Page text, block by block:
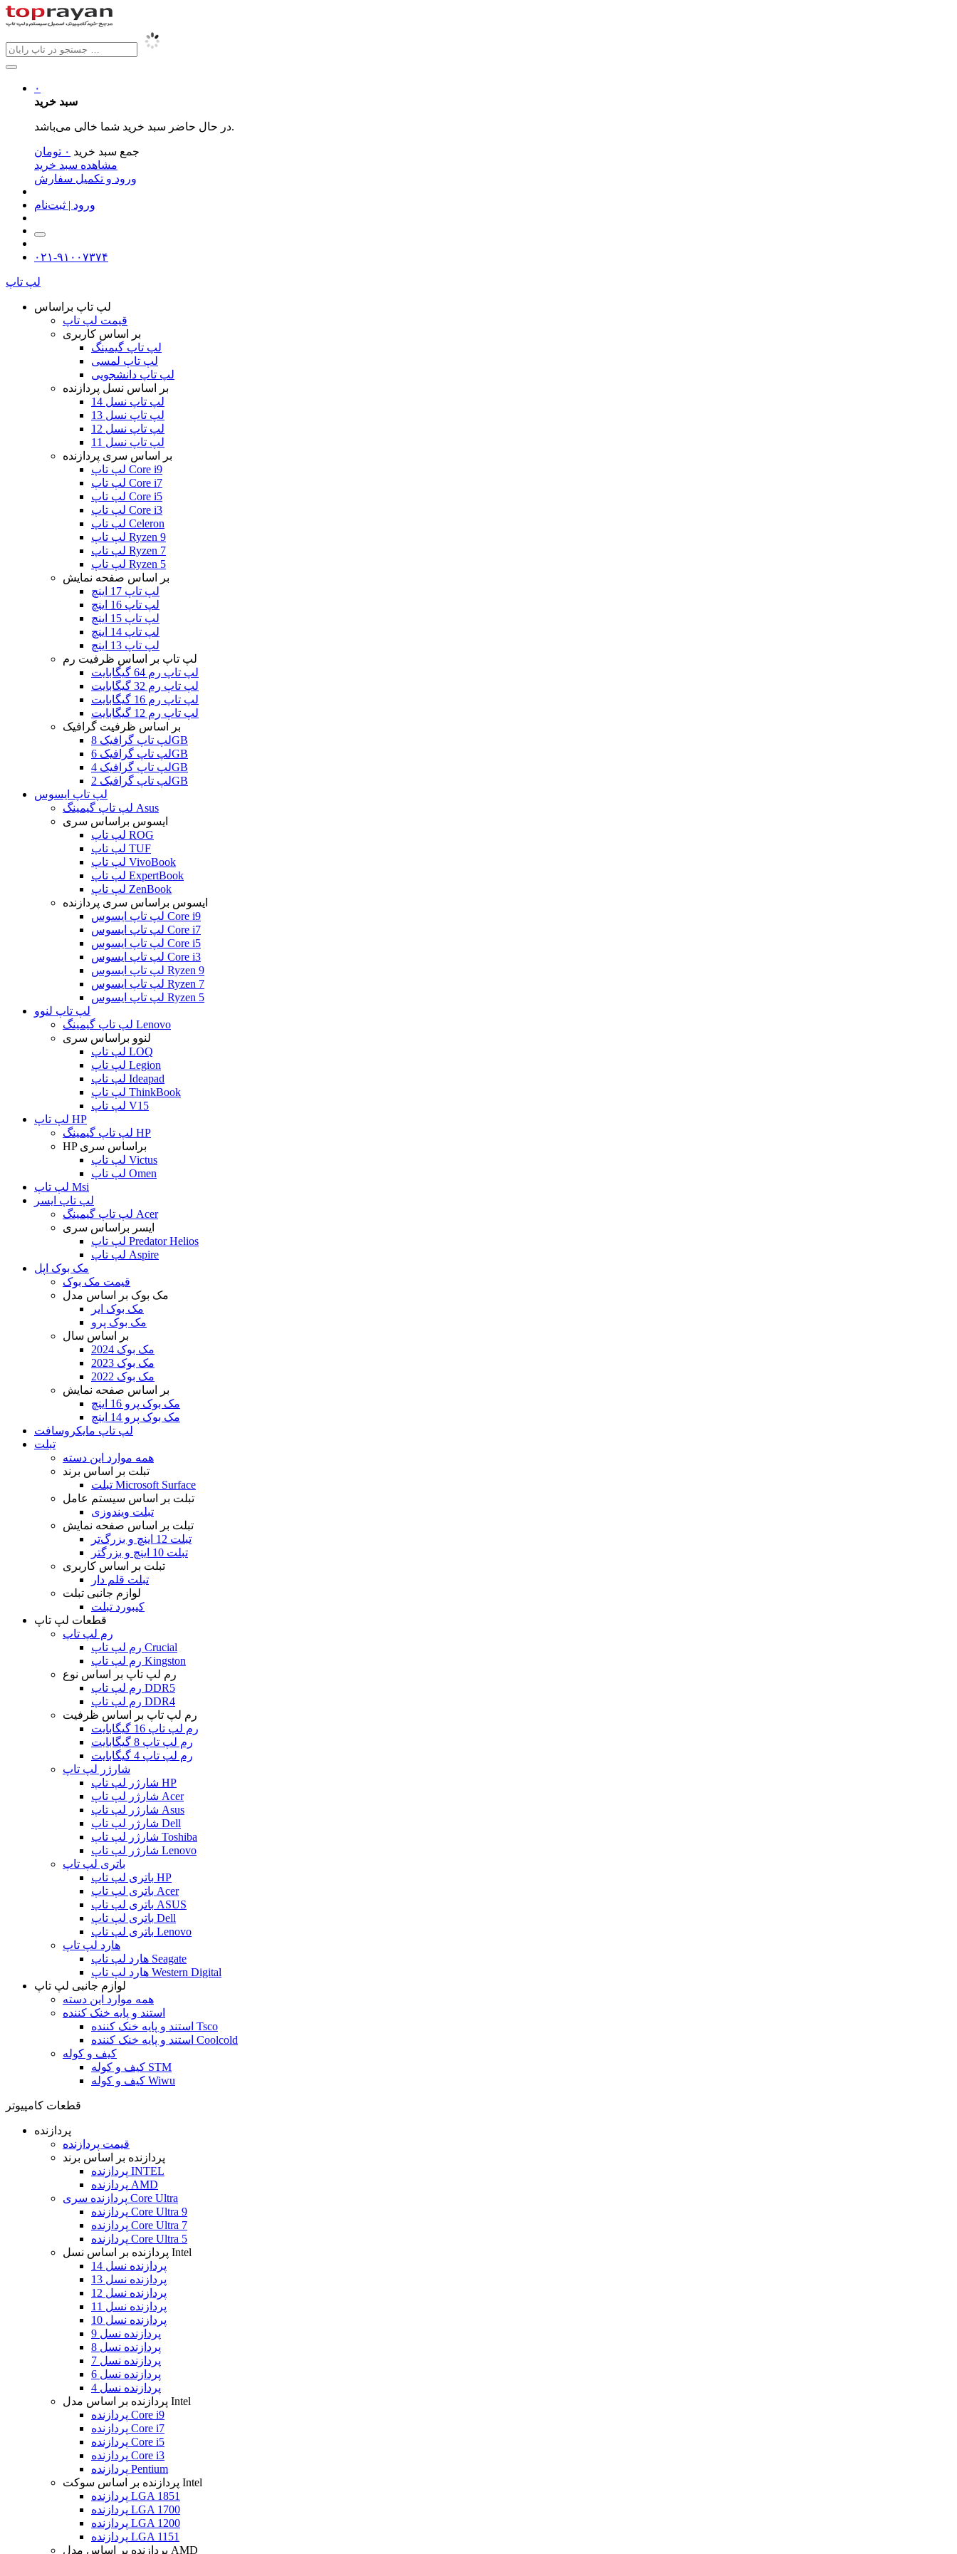
۰
سبد خرید
در حال حاضر سبد خرید شما خالی می‌باشد.
جمع سبد خرید ۰ تومان
مشاهده سبد خرید
ورود و تکمیل سفارش
ورود | ثبت‌نام
۰۲۱-۹۱۰۰۷۳۷۴
لپ تاپ
لپ تاپ براساس
قیمت لپ تاپ
بر اساس کاربری
لپ تاپ گیمینگ
لپ تاپ لمسی
لپ تاپ دانشجویی
بر اساس نسل پردازنده
لپ تاپ نسل 14
لپ تاپ نسل 13
لپ تاپ نسل 12
لپ تاپ نسل 11
بر اساس سری پردازنده
لپ تاپ Core i9
لپ تاپ Core i7
لپ تاپ Core i5
لپ تاپ Core i3
لپ تاپ Celeron
لپ تاپ Ryzen 9
لپ تاپ Ryzen 7
لپ تاپ Ryzen 5
بر اساس صفحه نمایش
لپ تاپ 17 اینچ
لپ تاپ 16 اینچ
لپ تاپ 15 اینچ
لپ تاپ 14 اینچ
لپ تاپ 13 اینچ
لپ تاپ بر اساس ظرفیت رم
لپ تاپ رم 64 گیگابایت
لپ تاپ رم 32 گیگابایت
لپ تاپ رم 16 گیگابایت
لپ تاپ رم 12 گیگابایت
بر اساس ظرفیت گرافیک
لپ تاپ گرافیک 8GB
لپ تاپ گرافیک 6GB
لپ تاپ گرافیک 4GB
لپ تاپ گرافیک 2GB
لپ تاپ ایسوس
لپ تاپ گیمینگ Asus
ایسوس براساس سری
لپ تاپ ROG
لپ تاپ TUF
لپ تاپ VivoBook
لپ تاپ ExpertBook
لپ تاپ ZenBook
ایسوس براساس سری پردازنده
لپ تاپ ایسوس Core i9
لپ تاپ ایسوس Core i7
لپ تاپ ایسوس Core i5
لپ تاپ ایسوس Core i3
لپ تاپ ایسوس Ryzen 9
لپ تاپ ایسوس Ryzen 7
لپ تاپ ایسوس Ryzen 5
لپ تاپ لنوو
لپ تاپ گیمینگ Lenovo
لنوو براساس سری
لپ تاپ LOQ
لپ تاپ Legion
لپ تاپ Ideapad
لپ تاپ ThinkBook
لپ تاپ V15
لپ تاپ HP
لپ تاپ گیمینگ HP
HP براساس سری
لپ تاپ Victus
لپ تاپ Omen
لپ تاپ Msi
لپ تاپ ایسر
لپ تاپ گیمینگ Acer
ایسر براساس سری
لپ تاپ Predator Helios
لپ تاپ Aspire
مک بوک اپل
قیمت مک بوک
مک بوک بر اساس مدل
مک بوک ایر
مک بوک پرو
بر اساس سال
مک بوک 2024
مک بوک 2023
مک بوک 2022
بر اساس صفحه نمایش
مک بوک پرو 16 اینچ
مک بوک پرو 14 اینچ
لپ تاپ مایکروسافت
تبلت
همه موارد این دسته
تبلت بر اساس برند
تبلت Microsoft Surface
تبلت بر اساس سیستم عامل
تبلت ویندوزی
تبلت بر اساس صفحه نمایش
تبلت 12 اینچ و بزرگ‌تر
تبلت 10 اینچ و بزرگتر
تبلت بر اساس کاربری
تبلت قلم دار
لوازم جانبی تبلت
کیبورد تبلت
قطعات لپ تاپ
رم لپ تاپ
رم لپ تاپ Crucial
رم لپ تاپ Kingston
رم لپ تاپ بر اساس نوع
رم لپ تاپ DDR5
رم لپ تاپ DDR4
رم لپ تاپ بر اساس ظرفیت
رم لپ تاپ 16 گیگابایت
رم لپ تاپ 8 گیگابایت
رم لپ تاپ 4 گیگابایت
شارژر لپ تاپ
شارژر لپ تاپ HP
شارژر لپ تاپ Acer
شارژر لپ تاپ Asus
شارژر لپ تاپ Dell
شارژر لپ تاپ Toshiba
شارژر لپ تاپ Lenovo
باتری لپ تاپ
باتری لپ تاپ HP
باتری لپ تاپ Acer
باتری لپ تاپ ASUS
باتری لپ تاپ Dell
باتری لپ تاپ Lenovo
هارد لپ تاپ
هارد لپ تاپ Seagate
هارد لپ تاپ Western Digital
لوازم جانبی لپ تاپ
همه موارد این دسته
استند و پایه خنک کننده
استند و پایه خنک کننده Tsco
استند و پایه خنک کننده Coolcold
کیف و کوله
کیف و کوله STM
کیف و کوله Wiwu
قطعات کامپیوتر
پردازنده
قیمت پردازنده
پردازنده بر اساس برند
پردازنده INTEL
پردازنده AMD
پردازنده سری Core Ultra
پردازنده Core Ultra 9
پردازنده Core Ultra 7
پردازنده Core Ultra 5
پردازنده بر اساس نسل Intel
پردازنده نسل 14
پردازنده نسل 13
پردازنده نسل 12
پردازنده نسل 11
پردازنده نسل 10
پردازنده نسل 9
پردازنده نسل 8
پردازنده نسل 7
پردازنده نسل 6
پردازنده نسل 4
پردازنده بر اساس مدل Intel
پردازنده Core i9
پردازنده Core i7
پردازنده Core i5
پردازنده Core i3
پردازنده Pentium
پردازنده بر اساس سوکت Intel
پردازنده LGA 1851
پردازنده LGA 1700
پردازنده LGA 1200
پردازنده LGA 1151
پردازنده بر اساس مدل AMD